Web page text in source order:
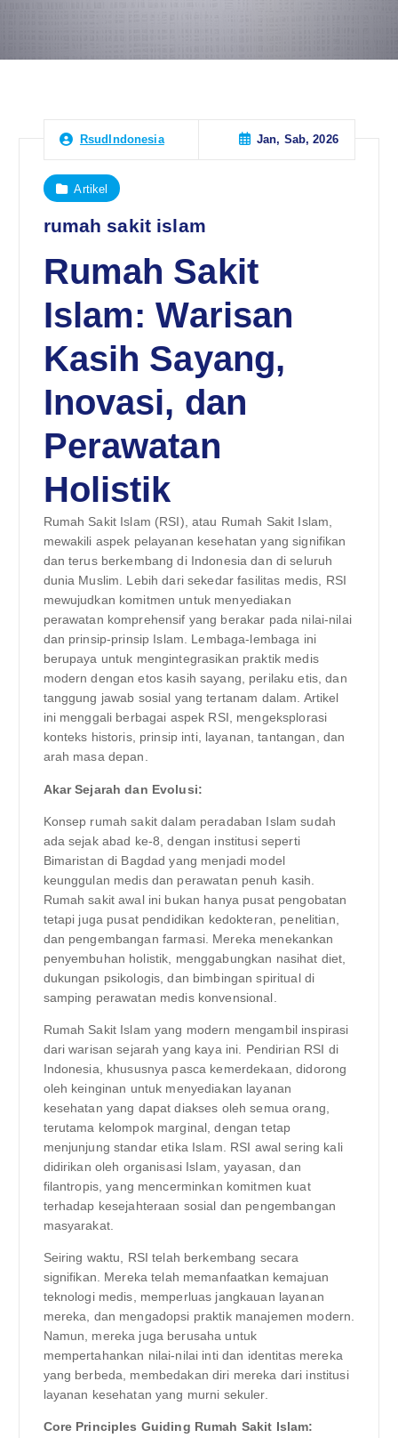
RsudIndonesia Jan, Sab, 2026
Artikel
rumah sakit islam
Rumah Sakit
Islam: Warisan
Kasih Sayang,
Inovasi, dan
Perawatan
Holistik
Rumah Sakit Islam (RSI), atau Rumah Sakit Islam,
mewakili aspek pelayanan kesehatan yang signifikan
dan terus berkembang di Indonesia dan di seluruh
dunia Muslim. Lebih dari sekedar fasilitas medis, RSI
mewujudkan komitmen untuk menyediakan
perawatan komprehensif yang berakar pada nilai-nilai
dan prinsip-prinsip Islam. Lembaga-lembaga ini
berupaya untuk mengintegrasikan praktik medis
modern dengan etos kasih sayang, perilaku etis, dan
tanggung jawab sosial yang tertanam dalam. Artikel
ini menggali berbagai aspek RSI, mengeksplorasi
konteks historis, prinsip inti, layanan, tantangan, dan
arah masa depan.
Akar Sejarah dan Evolusi:
Konsep rumah sakit dalam peradaban Islam sudah
ada sejak abad ke-8, dengan institusi seperti
Bimaristan di Bagdad yang menjadi model
keunggulan medis dan perawatan penuh kasih.
Rumah sakit awal ini bukan hanya pusat pengobatan
tetapi juga pusat pendidikan kedokteran, penelitian,
dan pengembangan farmasi. Mereka menekankan
penyembuhan holistik, menggabungkan nasihat diet,
dukungan psikologis, dan bimbingan spiritual di
samping perawatan medis konvensional.
Rumah Sakit Islam yang modern mengambil inspirasi
dari warisan sejarah yang kaya ini. Pendirian RSI di
Indonesia, khususnya pasca kemerdekaan, didorong
oleh keinginan untuk menyediakan layanan
kesehatan yang dapat diakses oleh semua orang,
terutama kelompok marginal, dengan tetap
menjunjung standar etika Islam. RSI awal sering kali
didirikan oleh organisasi Islam, yayasan, dan
filantropis, yang mencerminkan komitmen kuat
terhadap kesejahteraan sosial dan pengembangan
masyarakat.
Seiring waktu, RSI telah berkembang secara
signifikan. Mereka telah memanfaatkan kemajuan
teknologi medis, memperluas jangkauan layanan
mereka, dan mengadopsi praktik manajemen modern.
Namun, mereka juga berusaha untuk
mempertahankan nilai-nilai inti dan identitas mereka
yang berbeda, membedakan diri mereka dari institusi
layanan kesehatan yang murni sekuler.
Core Principles Guiding Rumah Sakit Islam: